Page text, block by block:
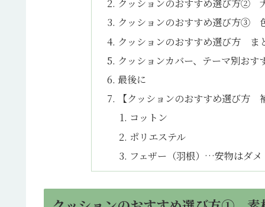
クッションのおすすめ選び方②
クッションのおすすめ選び方③
クッションのおすすめ選び方 ま
クッションカバー、テーマ別おす
最後に
【クッションのおすすめ選び方
コットン
ポリエステル
フェザー（羽根）…安物はダメ